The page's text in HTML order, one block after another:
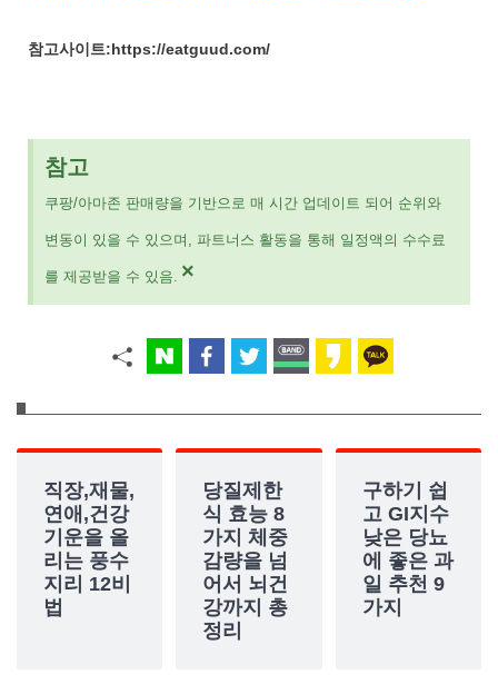
참고사이트:https://eatguud.com/
참고
쿠팡/아마존 판매량을 기반으로 매 시간 업데이트 되어 순위와
변동이 있을 수 있으며, 파트너스 활동을 통해 일정액의 수수료
를 제공받을 수 있음. ×
직장,재물,
연애,건강
기운을 올
리는 풍수
지리 12비
법
당질제한
식 효능 8
가지 체중
감량을 넘
어서 뇌건
강까지 총
정리
구하기 쉽
고 GI지수
낮은 당뇨
에 좋은 과
일 추천 9
가지